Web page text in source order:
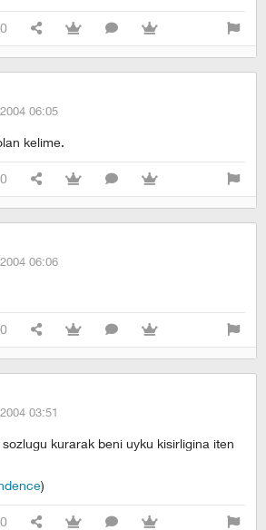
0
06:05
kelime.
0
06:06
0
03:51
kurarak beni uyku kisirligina iten
)
0